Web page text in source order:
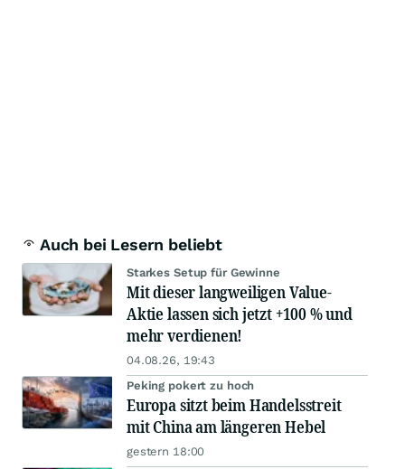
Auch bei Lesern beliebt
Starkes Setup für Gewinne
Mit dieser langweiligen Value-
Aktie lassen sich jetzt +100 % und
mehr verdienen!
04.08.26, 19:43
Peking pokert zu hoch
Europa sitzt beim Handelsstreit
mit China am längeren Hebel
gestern 18:00